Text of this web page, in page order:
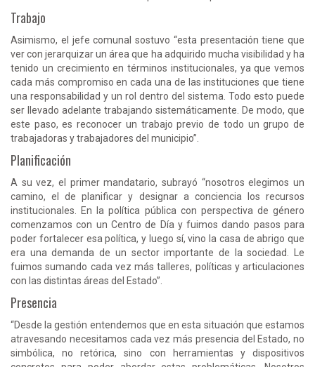
Trabajo
Asimismo, el jefe comunal sostuvo “esta presentación tiene que
ver con jerarquizar un área que ha adquirido mucha visibilidad y ha
tenido un crecimiento en términos institucionales, ya que vemos
cada más compromiso en cada una de las instituciones que tiene
una responsabilidad y un rol dentro del sistema. Todo esto puede
ser llevado adelante trabajando sistemáticamente. De modo, que
este paso, es reconocer un trabajo previo de todo un grupo de
trabajadoras y trabajadores del municipio”.
Planificación
A su vez, el primer mandatario, subrayó “nosotros elegimos un
camino, el de planificar y designar a conciencia los recursos
institucionales. En la política pública con perspectiva de género
comenzamos con un Centro de Día y fuimos dando pasos para
poder fortalecer esa política, y luego sí, vino la casa de abrigo que
era una demanda de un sector importante de la sociedad. Le
fuimos sumando cada vez más talleres, políticas y articulaciones
con las distintas áreas del Estado”.
Presencia
“Desde la gestión entendemos que en esta situación que estamos
atravesando necesitamos cada vez más presencia del Estado, no
simbólica, no retórica, sino con herramientas y dispositivos